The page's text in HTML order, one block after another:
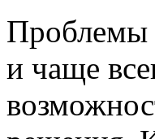
Проблемы
и чаще